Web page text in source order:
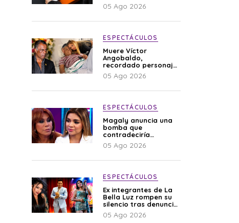
05 Ago 2026
ESPECTÁCULOS
Muere Víctor
Angobaldo,
recordado personaje
de la farándula y
expareja de Shirley
05 Ago 2026
ESPECTÁCULOS
Magaly anuncia una
bomba que
contradeciría
comunicado de La
Bella Luz: “Hay un
05 Ago 2026
ESPECTÁCULOS
Ex integrantes de La
Bella Luz rompen su
silencio tras denuncia
de Naldy: “Todo el
mundo lo sabía”
05 Ago 2026